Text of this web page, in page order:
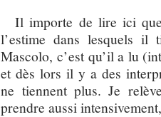
Il importe de lire ici
l’estime dans lesquels il
Mascolo, c’est qu’il a lu
et dès lors il y a des
ne tiennent plus. Je
prendre aussi